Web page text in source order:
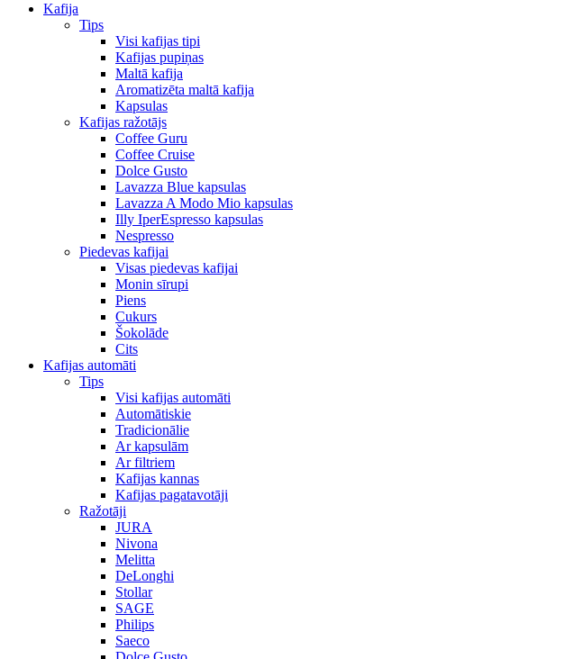
Kafija
Tips
Visi kafijas tipi
Kafijas pupiņas
Maltā kafija
Aromatizēta maltā kafija
Kapsulas
Kafijas ražotājs
Coffee Guru
Coffee Cruise
Dolce Gusto
Lavazza Blue kapsulas
Lavazza A Modo Mio kapsulas
Illy IperEspresso kapsulas
Nespresso
Piedevas kafijai
Visas piedevas kafijai
Monin sīrupi
Piens
Cukurs
Šokolāde
Cits
Kafijas automāti
Tips
Visi kafijas automāti
Automātiskie
Tradicionālie
Ar kapsulām
Ar filtriem
Kafijas kannas
Kafijas pagatavotāji
Ražotāji
JURA
Nivona
Melitta
DeLonghi
Stollar
SAGE
Philips
Saeco